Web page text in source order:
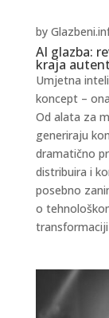
AI glazba:
kraja
by
Umjetna
koncept –
Od alata za
generiraju
dramatično
distribuira i
posebno
o